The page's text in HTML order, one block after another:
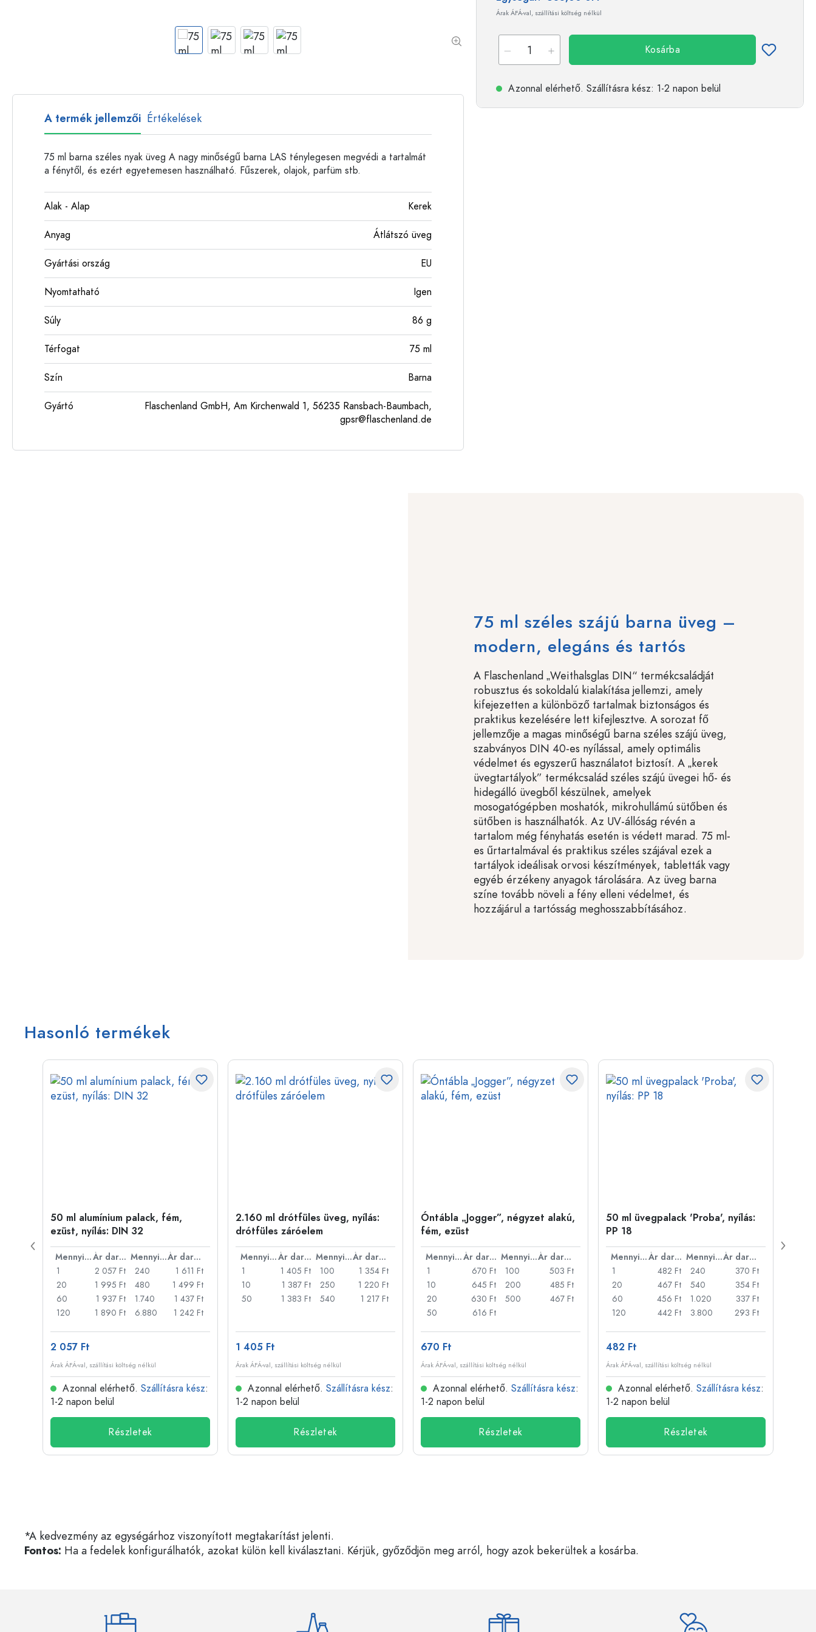
Árak ÁFÁ-val, szállítási költség nélkül
Kosárba
Azonnal elérhető. Szállításra kész: 1-2 napon belül
A termék jellemzői Értékelések
75 ml barna széles nyak üveg A nagy minőségű barna LAS ténylegesen megvédi a tartalmát
a fénytől, és ezért egyetemesen használható. Fűszerek, olajok, parfüm stb.
Alak - Alap Kerek
Anyag Átlátszó üveg
Gyártási ország EU
Nyomtatható Igen
Súly 86 g
Térfogat 75 ml
Szín Barna
Gyártó
Flaschenland GmbH, Am Kirchenwald 1, 56235 Ransbach-Baumbach,
gpsr@flaschenland.de
75 ml széles szájú barna üveg –
modern, elegáns és tartós
A Flaschenland „Weithalsglas DIN“ termékcsaládját
robusztus és sokoldalú kialakítása jellemzi, amely
kifejezetten a különböző tartalmak biztonságos és
praktikus kezelésére lett kifejlesztve. A sorozat fő
jellemzője a magas minőségű barna széles szájú üveg,
szabványos DIN 40-es nyílással, amely optimális
védelmet és egyszerű használatot biztosít. A „kerek
üvegtartályok” termékcsalád széles szájú üvegei hő- és
hidegálló üvegből készülnek, amelyek
mosogatógépben moshatók, mikrohullámú sütőben és
sütőben is használhatók. Az UV-állóság révén a
tartalom még fényhatás esetén is védett marad. 75 ml-
es űrtartalmával és praktikus széles szájával ezek a
tartályok ideálisak orvosi készítmények, tabletták vagy
egyéb érzékeny anyagok tárolására. Az üveg barna
színe tovább növeli a fény elleni védelmet, és
hozzájárul a tartósság meghosszabbításához.
Hasonló termékek
50 ml alumínium palack, fém,
ezüst, nyílás: DIN 32
Mennyiség Ár darabonként Mennyiség
Ár darabonként
1
2 057 Ft
20
1 995 Ft
60
1 937 Ft
120
1 890 Ft
240
1 611 Ft
480
1 499 Ft
1.740
1 437 Ft
6.880
1 242 Ft
2 057 Ft
Árak ÁFÁ-val, szállítási költség nélkül
Azonnal elérhető. Szállításra kész:
1-2 napon belül
Részletek
2.160 ml drótfüles üveg, nyílás:
drótfüles záróelem
Mennyiség Ár darabonként Mennyiség
Ár darabonként
1
1 405 Ft
10
1 387 Ft
50
1 383 Ft
100
1 354 Ft
250
1 220 Ft
540
1 217 Ft
1 405 Ft
Árak ÁFÁ-val, szállítási költség nélkül
Azonnal elérhető. Szállításra kész:
1-2 napon belül
Részletek
Óntábla „Jogger”, négyzet alakú,
fém, ezüst
Mennyiség Ár darabonként Mennyiség
Ár darabonként
1
670 Ft
10
645 Ft
20
630 Ft
50
616 Ft
100
503 Ft
200
485 Ft
500
467 Ft
670 Ft
Árak ÁFÁ-val, szállítási költség nélkül
Azonnal elérhető. Szállításra kész:
1-2 napon belül
Részletek
50 ml üvegpalack 'Proba', nyílás:
PP 18
Mennyiség Ár darabonként Mennyiség
Ár darabonként
1
482 Ft
20
467 Ft
60
456 Ft
120
442 Ft
240
370 Ft
540
354 Ft
1.020
337 Ft
3.800
293 Ft
482 Ft
Árak ÁFÁ-val, szállítási költség nélkül
Azonnal elérhető. Szállításra kész:
1-2 napon belül
Részletek
*A kedvezmény az egységárhoz viszonyított megtakarítást jelenti.
Fontos: Ha a fedelek konfigurálhatók, azokat külön kell kiválasztani. Kérjük, győződjön meg arról, hogy azok bekerültek a kosárba.